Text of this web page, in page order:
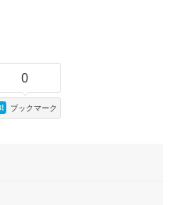
0
ブックマーク